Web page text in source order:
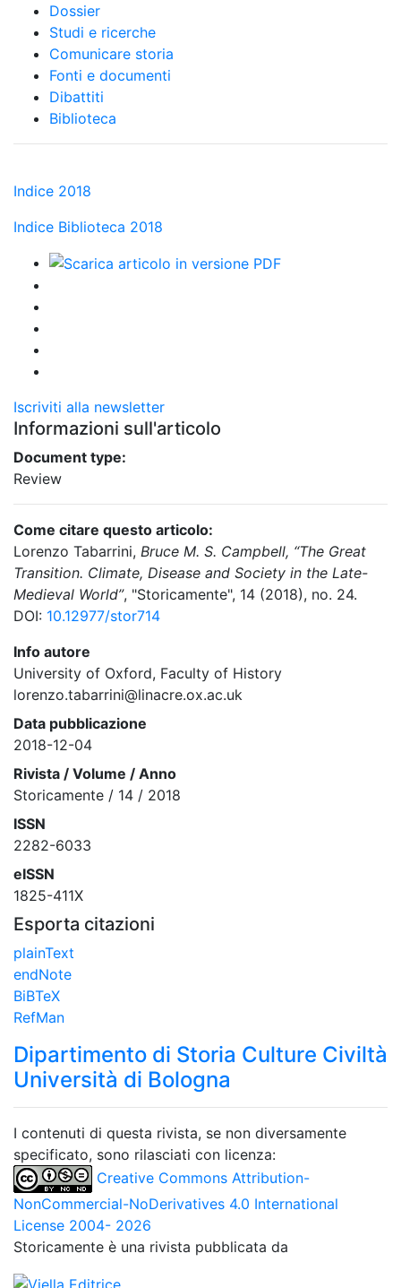
Dossier
Studi e ricerche
Comunicare storia
Fonti e documenti
Dibattiti
Biblioteca
Indice 2018
Indice Biblioteca 2018
Iscriviti alla newsletter
Informazioni sull'articolo
Document type:
Review
Come citare questo articolo:
Lorenzo Tabarrini, Bruce M. S. Campbell, “The Great
Transition. Climate, Disease and Society in the Late-
Medieval World”, "Storicamente", 14 (2018), no. 24.
DOI: 10.12977/stor714
Info autore
University of Oxford, Faculty of History
lorenzo.tabarrini@linacre.ox.ac.uk
Data pubblicazione
2018-12-04
Rivista / Volume / Anno
Storicamente / 14 / 2018
ISSN
2282-6033
eISSN
1825-411X
Esporta citazioni
plainText
endNote
BiBTeX
RefMan
Dipartimento di Storia Culture Civiltà
Università di Bologna
I contenuti di questa rivista, se non diversamente
specificato, sono rilasciati con licenza:
Creative Commons Attribution-
NonCommercial-NoDerivatives 4.0 International
License 2004- 2026
Storicamente è una rivista pubblicata da